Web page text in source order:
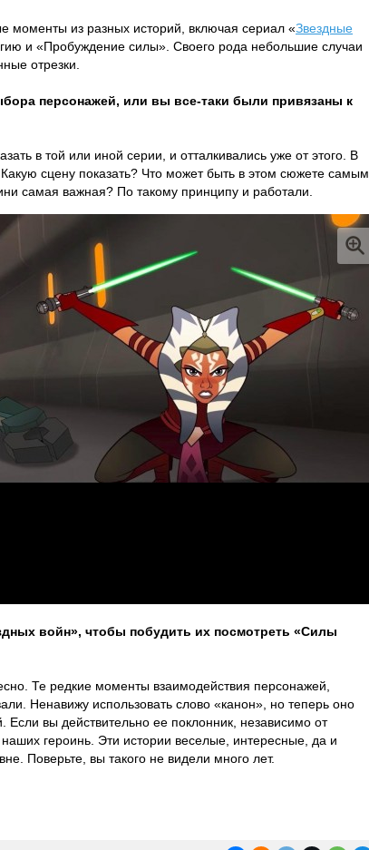
из разных историй, включая сериал «Звездные
и «Пробуждение силы». Своего рода небольшие случаи
отрезки.
персонажей, или вы все-таки были привязаны к
в той или иной серии, и отталкивались уже от этого. В
сцену показать? Что может быть в этом сюжете самым
самая важная? По такому принципу и работали.
войн», чтобы побудить их посмотреть «Силы
Те редкие моменты взаимодействия персонажей,
Ненавижу использовать слово «канон», но теперь оно
вы действительно ее поклонник, независимо от
наших героинь. Эти истории веселые, интересные, да и
Поверьте, вы такого не видели много лет.